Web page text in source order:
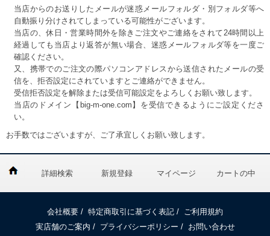
当店からのお送りしたメールが迷惑メールフォルダ・別フォルダ等へ
自動振り分けされてしまっている可能性がございます。
当店の、休日・営業時間外を除きご注文やご連絡をされて24時間以上
経過しても当店より返答が無い場合、迷惑メールフォルダ等を一度ご
確認ください。
又、携帯でのご注文の際パソコンアドレスから送信されたメールの受
信を、拒否設定にされていますとご連絡ができません。
受信拒否設定を解除または受信可能設定をよろしくお願い致します。
当店のドメイン【big-m-one.com】を受信できるようにご設定くださ
い。
お手数ではございますが、ご了承宜しくお願い致します。
詳細検索 新規登録 マイページ カートの中
会社概要 / 特定商取引に基づく表記 /
ご利用規約
実店舗のご案内 / プライバシーポリシー / お問い合わせ